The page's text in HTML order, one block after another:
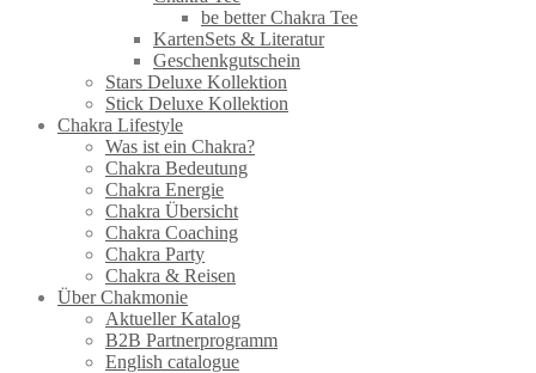
be better Chakra Tee
KartenSets & Literatur
Geschenkgutschein
Stars Deluxe Kollektion
Stick Deluxe Kollektion
Chakra Lifestyle
Was ist ein Chakra?
Chakra Bedeutung
Chakra Energie
Chakra Übersicht
Chakra Coaching
Chakra Party
Chakra & Reisen
Über Chakmonie
Aktueller Katalog
B2B Partnerprogramm
English catalogue